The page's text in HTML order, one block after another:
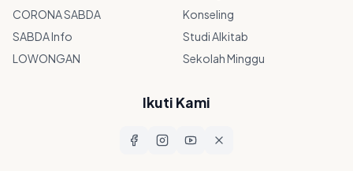
CORONA SABDA
SABDA Info
LOWONGAN
Konseling
Studi Alkitab
Sekolah Minggu
Ikuti Kami